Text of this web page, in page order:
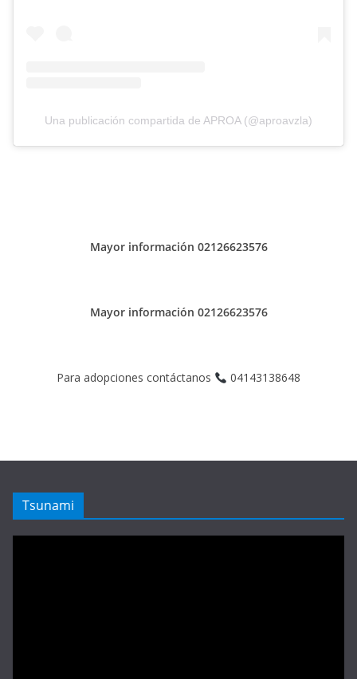
Una publicación compartida de APROA (@aproavzla)
Mayor información 02126623576
Mayor información 02126623576
Para adopciones contáctanos 04143138648
Tsunami